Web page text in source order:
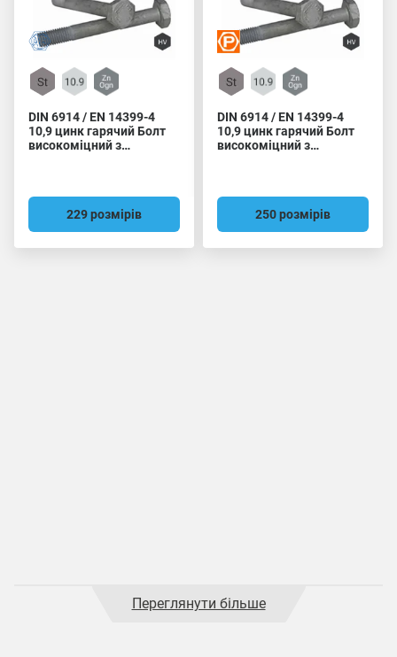
DIN 6914 / EN 14399-4
10,9 цинк гарячий Болт
високоміцний з
229 розмірів
DIN 6914 / EN 14399-4
10,9 цинк гарячий Болт
високоміцний з
250 розмірів
Переглянути більше